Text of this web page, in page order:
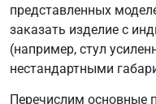
представленных
заказать изделие с
(например, стул
нестандартными
Перечислим основные